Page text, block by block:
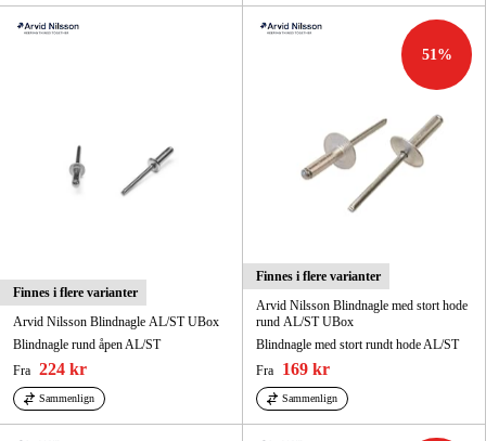
Finnes i flere varianter
Arvid Nilsson Blindnagle AL/ST UBox
Blindnagle rund åpen AL/ST
Fra 224 kr
Sammenlign
51 %
Finnes i flere varianter
Arvid Nilsson Blindnagle med stort hode
rund AL/ST UBox
Blindnagle med stort rundt hode AL/ST
Fra
169 kr
Sammenlign